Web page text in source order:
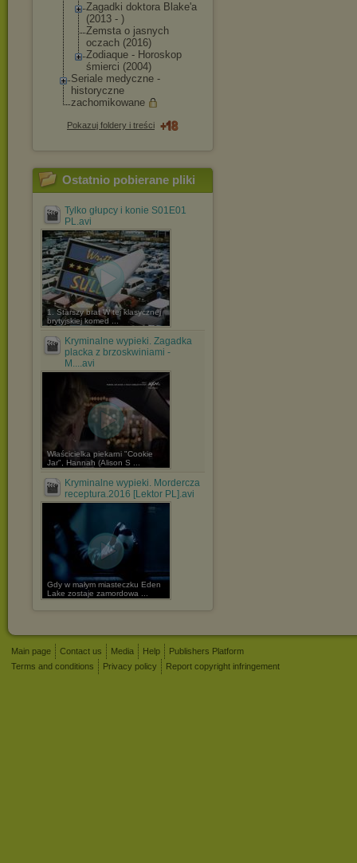
Zagadki doktora Blake'a
(2013 - )
Zemsta o jasnych
oczach (2016)
Zodiaque - Horoskop
śmierci (2004)
Seriale medyczne -
historyczne
zachomikowane
Pokazuj foldery i treści
Ostatnio pobierane pliki
Tylko głupcy i konie S01E01
PL.avi
1. Starszy brat W tej klasycznej
brytyjskiej komed ...
Kryminalne wypieki. Zagadka
placka z brzoskwiniami -
M....avi
Właścicielka piekarni "Cookie
Jar", Hannah (Alison S ...
Kryminalne wypieki. Mordercza
receptura.2016 [Lektor PL].avi
Gdy w małym miasteczku Eden
Lake zostaje zamordowa ...
Main page Contact us Media Help
Publishers Platform
Terms and conditions
Privacy policy Report copyright infringement